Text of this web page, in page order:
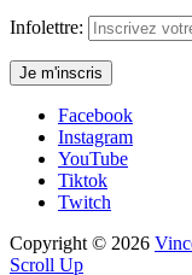
Infolettre:
Facebook
Instagram
YouTube
Tiktok
Twitch
Copyright © 2026
Scroll Up